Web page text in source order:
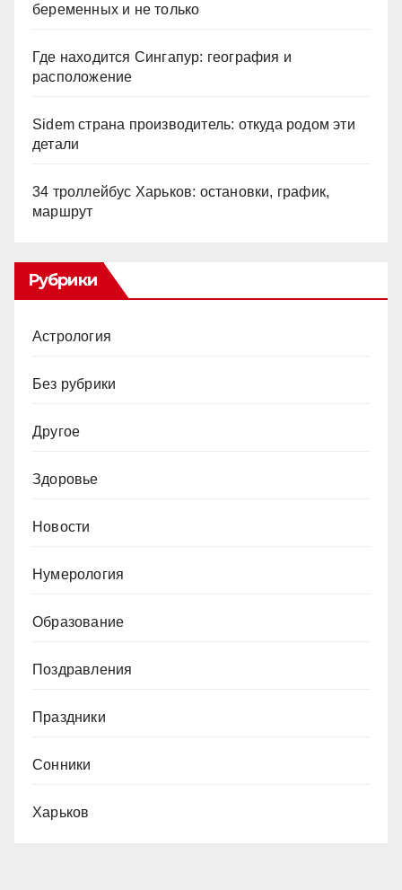
беременных и не только
Где находится Сингапур: география и
расположение
Sidem страна производитель: откуда родом эти
детали
34 троллейбус Харьков: остановки, график,
маршрут
Рубрики
Астрология
Без рубрики
Другое
Здоровье
Новости
Нумерология
Образование
Поздравления
Праздники
Сонники
Харьков